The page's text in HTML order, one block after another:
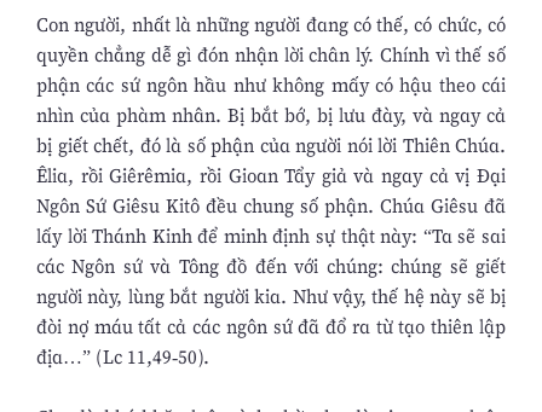
Con người, nhất là những người đang có thế, có chức, có
quyền chẳng dễ gì đón nhận lời chân lý. Chính vì thế số
phận các sứ ngôn hầu như không mấy có hậu theo cái
nhìn của phàm nhân. Bị bắt bớ, bị lưu đày, và ngay cả
bị giết chết, đó là số phận của người nói lời Thiên Chúa.
Êlia, rồi Giêrêmia, rồi Gioan Tẩy giả và ngay cả vị Đại
Ngôn Sứ Giêsu Kitô đều chung số phận. Chúa Giêsu đã
lấy lời Thánh Kinh để minh định sự thật này: “Ta sẽ sai
các Ngôn sứ và Tông đồ đến với chúng: chúng sẽ giết
người này, lùng bắt người kia. Như vậy, thế hệ này sẽ bị
đòi nợ máu tất cả các ngôn sứ đã đổ ra từ tạo thiên lập
địa…” (Lc 11,49-50).